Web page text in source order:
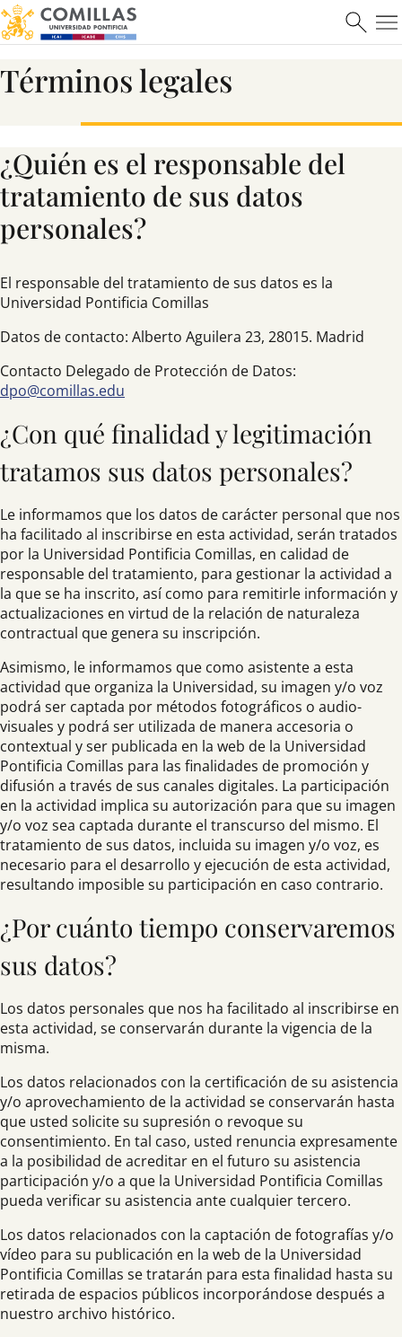
Términos legales
¿Quién es el responsable del
tratamiento de sus datos
personales?
El responsable del tratamiento de sus datos es la
Universidad Pontificia Comillas
Datos de contacto: Alberto Aguilera 23, 28015. Madrid
Contacto Delegado de Protección de Datos:
dpo@comillas.edu
¿Con qué finalidad y legitimación
tratamos sus datos personales?
Le informamos que los datos de carácter personal que nos
ha facilitado al inscribirse en esta actividad, serán tratados
por la Universidad Pontificia Comillas, en calidad de
responsable del tratamiento, para gestionar la actividad a
la que se ha inscrito, así como para remitirle información y
actualizaciones en virtud de la relación de naturaleza
contractual que genera su inscripción.
Asimismo, le informamos que como asistente a esta
actividad que organiza la Universidad, su imagen y/o voz
podrá ser captada por métodos fotográficos o audio-
visuales y podrá ser utilizada de manera accesoria o
contextual y ser publicada en la web de la Universidad
Pontificia Comillas para las finalidades de promoción y
difusión a través de sus canales digitales. La participación
en la actividad implica su autorización para que su imagen
y/o voz sea captada durante el transcurso del mismo. El
tratamiento de sus datos, incluida su imagen y/o voz, es
necesario para el desarrollo y ejecución de esta actividad,
resultando imposible su participación en caso contrario.
¿Por cuánto tiempo conservaremos
sus datos?
Los datos personales que nos ha facilitado al inscribirse en
esta actividad, se conservarán durante la vigencia de la
misma.
Los datos relacionados con la certificación de su asistencia
y/o aprovechamiento de la actividad se conservarán hasta
que usted solicite su supresión o revoque su
consentimiento. En tal caso, usted renuncia expresamente
a la posibilidad de acreditar en el futuro su asistencia
participación y/o a que la Universidad Pontificia Comillas
pueda verificar su asistencia ante cualquier tercero.
Los datos relacionados con la captación de fotografías y/o
vídeo para su publicación en la web de la Universidad
Pontificia Comillas se tratarán para esta finalidad hasta su
retirada de espacios públicos incorporándose después a
nuestro archivo histórico.